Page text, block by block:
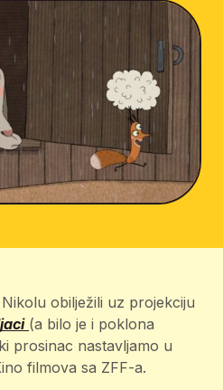
obilježili uz projekciju
(a bilo je i poklona
prosinac nastavljamo u
filmova sa ZFF-a.